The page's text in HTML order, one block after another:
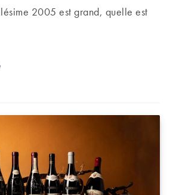
2005 est grand, quelle est
Bordeaux 2005 : un point sur les prix